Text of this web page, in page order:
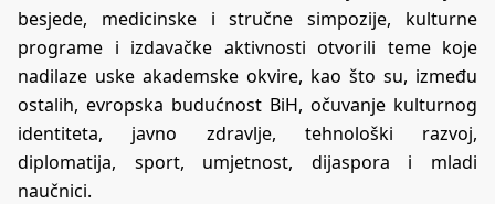
besjede, medicinske i stručne simpozije, kulturne
programe i izdavačke aktivnosti otvorili teme koje
nadilaze uske akademske okvire, kao što su, između
ostalih, evropska budućnost BiH, očuvanje kulturnog
identiteta, javno zdravlje, tehnološki razvoj,
diplomatija, sport, umjetnost, dijaspora i mladi
naučnici.